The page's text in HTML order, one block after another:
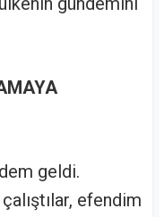
geldi.
efendim